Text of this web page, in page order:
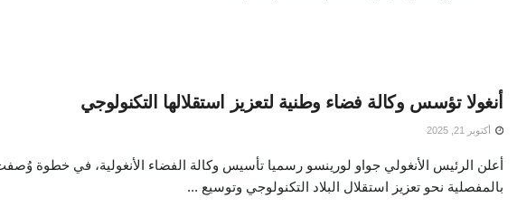
أنغولا تؤسس وكالة فضاء وطنية لتعزيز استقلالها التكنولوجي
أكتوبر 21, 2025
أعلن الرئيس الأنغولي جواو لورينسو رسميا تأسيس وكالة الفضاء الأنغولية، في خطوة
بالمفصلية نحو تعزيز استقلال البلاد التكنولوجي وتوسيع ...